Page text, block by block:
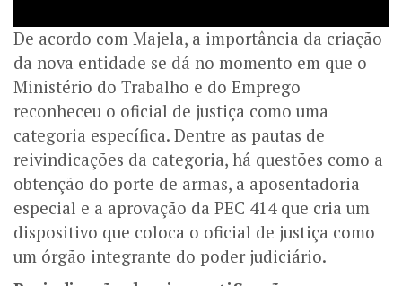
De acordo com Majela, a importância da criação
da nova entidade se dá no momento em que o
Ministério do Trabalho e do Emprego
reconheceu o oficial de justiça como uma
categoria específica. Dentre as pautas de
reivindicações da categoria, há questões como a
obtenção do porte de armas, a aposentadoria
especial e a aprovação da PEC 414 que cria um
dispositivo que coloca o oficial de justiça como
um órgão integrante do poder judiciário.